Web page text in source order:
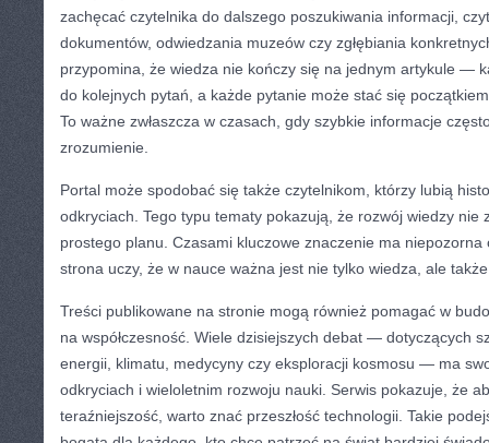
zachęcać czytelnika do dalszego poszukiwania informacji,
dokumentów, odwiedzania muzeów czy zgłębiania
przypomina, że wiedza nie kończy się na jednym artykule —
do kolejnych pytań, a każde pytanie może stać się
To ważne zwłaszcza w czasach, gdy szybkie informacje
zrozumienie.
Portal może spodobać się także czytelnikom, którzy lubią
odkryciach. Tego typu tematy pokazują, że rozwój wiedzy nie
prostego planu. Czasami kluczowe znaczenie ma
strona uczy, że w nauce ważna jest nie tylko wiedza, ale
Treści publikowane na stronie mogą również pomagać w
na współczesność. Wiele dzisiejszych debat — dotyczących
energii, klimatu, medycyny czy eksploracji kosmosu — ma
odkryciach i wieloletnim rozwoju nauki. Serwis pokazuje, że
teraźniejszość, warto znać przeszłość technologii. Takie